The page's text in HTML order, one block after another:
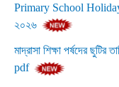
Primary School Holiday
২০২৬
মাদ্রাসা শিক্ষা পর্ষদের
pdf